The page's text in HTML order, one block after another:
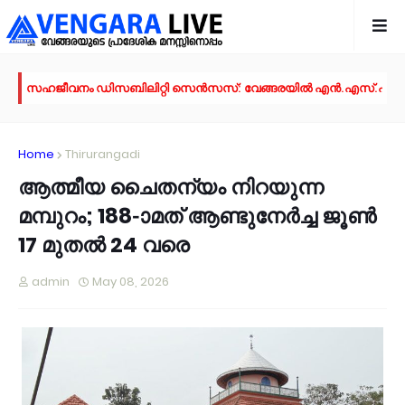
പറപ്പൂർ മണ്ഡലം യൂത്ത് കോൺഗ്രസ് കമ്മിറ്റിയുടെ നേതൃത്വത്തിൽ
വേങ്ങരയിൽ എസ്.ജെ.എം മേഖല മുഅല്ലിം സമ്മേളനവും അവാർഡ്
റോഡുണ്ട്, പക്ഷേ സുരക്ഷയില്ല; കൊളപ്പുറത്ത് റൗണ്ട് എബൗട്ടും
യു.പി.ഐ ഇടപാടുകൾ എക്കാലവും സൗജന്യമായി തുടരുമെന്ന്
പാണക്കാട് എടായിപ്പാലത്തെ മണ്ണിടിച്ചിൽ പ്രദേശം മന്ത്രി
വെള്ളത്തിന്റെ സ്വാഭാവിക ഒഴുക്ക് തടസ്സപ്പെടുത്തുന്ന
ചുണ്ടയിൽ കടവ് - അവണക്കുണ്ട് റോഡുകളിൽ കോൺക്രീറ്റ്
സര്‍ക്കിള്‍ ഓഫീസ് തിരൂരങ്ങാടിയില്‍ തന്നെ; പുനരാരംഭത്തിന്
പാണക്കാട്ടെ മണ്ണിടിച്ചിൽ; സ്ഫോടക വസ്‌തു ഉപയോഗിച്ചത്
പ്രവൃത്തി പൂർത്തിയാകും മുമ്പ് പൈപ്പ് പൊട്ടി; തിരൂരങ്ങാടി-
Home Thirurangadi
ആത്മീയ ചൈതന്യം നിറയുന്ന
മമ്പുറം; 188-ാമത് ആണ്ടുനേർച്ച ജൂൺ
17 മുതൽ 24 വരെ
admin May 08, 2026